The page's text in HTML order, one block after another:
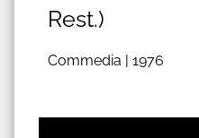
Rest.)
Commedia | 1976